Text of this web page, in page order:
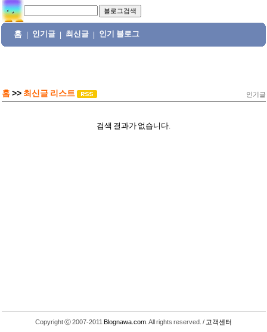
홈 인기글 최신글 인기 블로그
홈 >> 최신글 리스트 인기글
검색 결과가 없습니다.
Copyright ⓒ 2007-2011 Blognawa.com . All rights reserved. / 고객센터